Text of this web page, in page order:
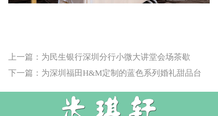
上一篇：为民生银行深圳分行小微大讲堂会场茶歇
下一篇：为深圳福田H&M定制的蓝色系列婚礼甜品台